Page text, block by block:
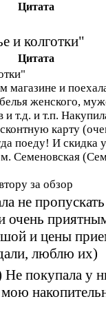
Цитата
и колготки"
Цитата
магазине и
женского,
т.д. и т.п.
карту
поеду! И скидка
Семеновская
за обзор
не
очень
и цены
люблю их)
Не покупала у